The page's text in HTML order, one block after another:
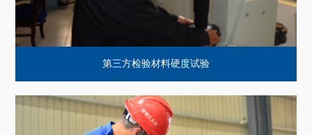
第三方检验材料硬度试验